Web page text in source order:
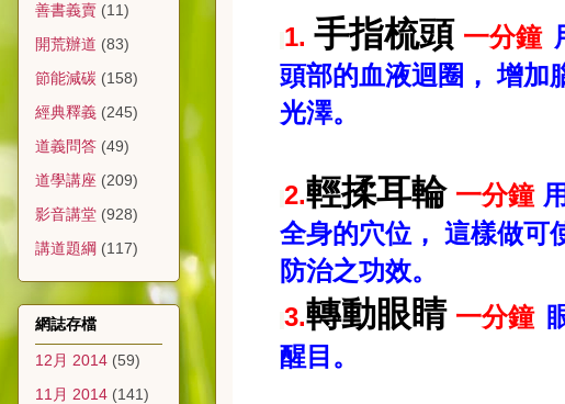
1. 手指梳頭 一分鐘
頭部的血液迴圈， 增加
光澤。
2.輕揉耳輪 一分鐘
全身的穴位， 這樣做可
防治之功效。
3.轉動眼睛 一分鐘
醒目。
善書義賣 (11)
開荒辦道 (83)
節能減碳 (158)
經典釋義 (245)
道義問答 (49)
道學講座 (209)
影音講堂 (928)
講道題綱 (117)
網誌存檔
12月 2014 (59)
11月 2014 (141)